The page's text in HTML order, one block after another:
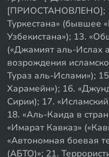
[ПРИОСТАНОВЛЕНО];
Туркестана» (бывшее
Узбекистана»); 13.
(«Джамият аль-Ислах
возрождения
Тураз аль-Ислами»);
Харамейн»); 16.
Сирии); 17.
18. «Аль-Каида в
«Имарат Кавказ»
«Автономная боевая
(АБТО)»; 21.